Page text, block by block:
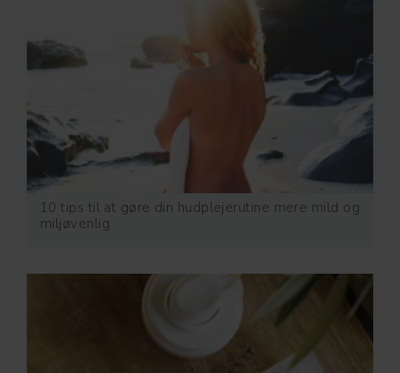
10 tips til at gøre din hudplejerutine mere mild og
miljøvenlig